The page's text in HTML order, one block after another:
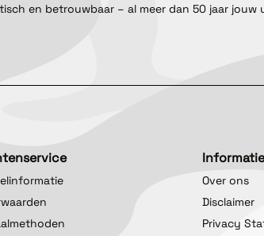
en betrouwbaar – al meer dan 50 jaar jouw
Informatie
Over ons
Disclaimer
Privacy